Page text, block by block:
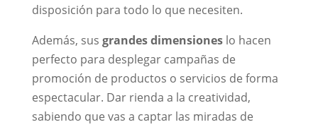
disposición para todo lo que necesiten.
Además, sus grandes dimensioneslo hacen
perfecto para desplegar campañas de
promoción de productos o servicios de forma
espectacular. Dar rienda a la creatividad,
sabiendo que vas a captar las miradas de